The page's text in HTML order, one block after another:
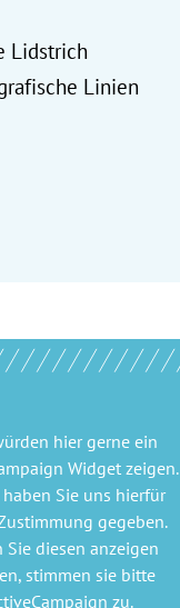
Lidstrich
Linien
hier gerne ein
Widgetzeigen.
haben Sie uns hierfür
gegeben.
Sie diesen anzeigen
stimmen sie bitte
zu.